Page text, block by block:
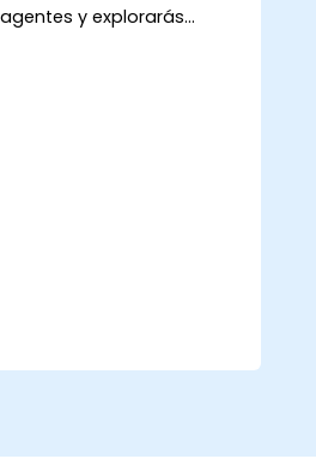
y explorarás
escalables e